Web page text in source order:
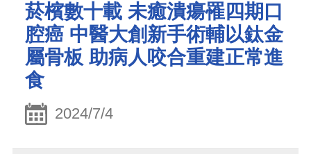
菸檳數十載 未癒潰瘍罹四期口
腔癌 中醫大創新手術輔以鈦金
屬骨板 助病人咬合重建正常進
食
2024/7/4